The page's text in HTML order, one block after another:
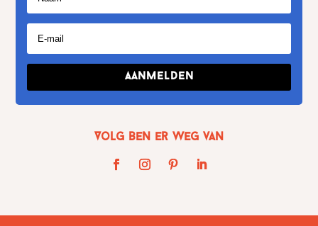
Aanmelden
Volg Ben er weg van